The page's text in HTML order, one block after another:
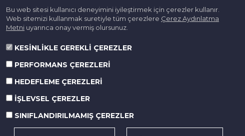
Bu web sitesi kullanıcı deneyimini iyileştirmek için çerezler kullanır.
Web sitemizi kullanmak suretiyle tüm çerezlere Çerez Aydınlatma
Metni uyarınca onay vermiş olursunuz.
KESİNLİKLE GEREKLİ ÇEREZLER
PERFORMANS ÇEREZLERİ
HEDEFLEME ÇEREZLERİ
İŞLEVSEL ÇEREZLER
SINIFLANDIRILMAMIŞ ÇEREZLER